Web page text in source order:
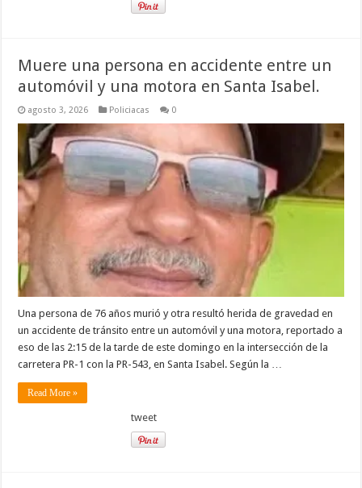
Muere una persona en accidente entre un
automóvil y una motora en Santa Isabel.
agosto 3, 2026 Policiacas 0
Una persona de 76 años murió y otra resultó herida de gravedad en
un accidente de tránsito entre un automóvil y una motora, reportado a
eso de las 2:15 de la tarde de este domingo en la intersección de la
carretera PR-1 con la PR-543, en Santa Isabel. Según la …
Read More »
tweet